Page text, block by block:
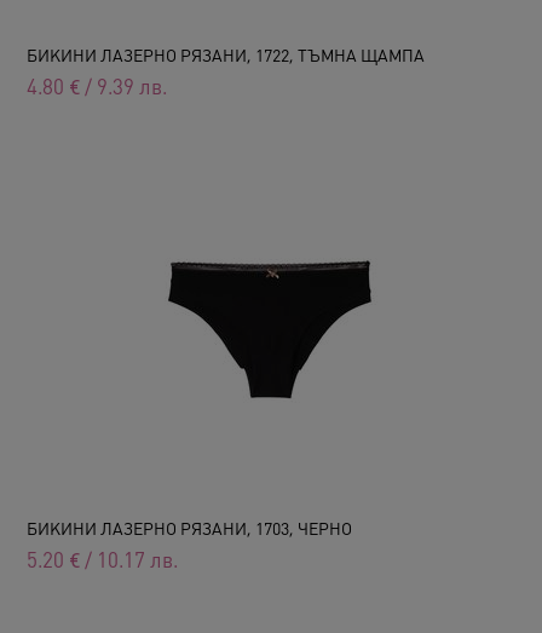
БИКИНИ ЛАЗЕРНО РЯЗАНИ, 1722, ТЪМНА ЩАМПА
4.80 € / 9.39 лв.
БИКИНИ ЛАЗЕРНО РЯЗАНИ, 1703, ЧЕРНО
5.20 € / 10.17 лв.